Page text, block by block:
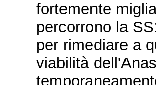
fortemente
percorrono la
per rimediare a
viabilità